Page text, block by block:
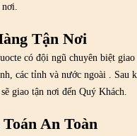
Tận Nơi
có đội ngũ chuyên biệt giao
các tỉnh và nước ngoài . Sau
giao tận nơi đến Quý Khách.
An Toàn